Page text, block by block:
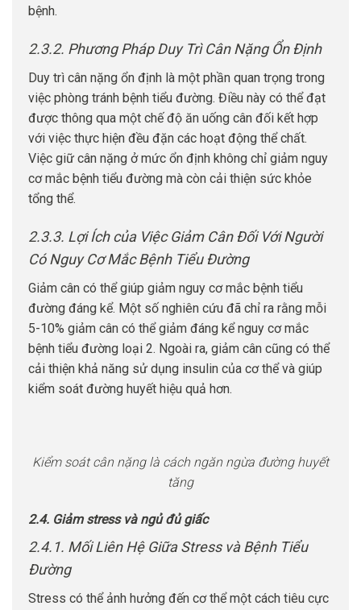
bệnh.
2.3.2. Phương Pháp Duy Trì Cân Nặng Ổn Định
Duy trì cân nặng ổn định là một phần quan trọng trong
việc phòng tránh bệnh tiểu đường. Điều này có thể đạt
được thông qua một chế độ ăn uống cân đối kết hợp
với việc thực hiện đều đặn các hoạt động thể chất.
Việc giữ cân nặng ở mức ổn định không chỉ giảm nguy
cơ mắc bệnh tiểu đường mà còn cải thiện sức khỏe
tổng thể.
2.3.3. Lợi Ích của Việc Giảm Cân Đối Với Người
Có Nguy Cơ Mắc Bệnh Tiểu Đường
Giảm cân có thể giúp giảm nguy cơ mắc bệnh tiểu
đường đáng kể. Một số nghiên cứu đã chỉ ra rằng mỗi
5-10% giảm cân có thể giảm đáng kể nguy cơ mắc
bệnh tiểu đường loại 2. Ngoài ra, giảm cân cũng có thể
cải thiện khả năng sử dụng insulin của cơ thể và giúp
kiểm soát đường huyết hiệu quả hơn.
Kiểm soát cân nặng là cách ngăn ngừa đường huyết
tăng
2.4. Giảm stress và ngủ đủ giấc
2.4.1. Mối Liên Hệ Giữa Stress và Bệnh Tiểu
Đường
Stress có thể ảnh hưởng đến cơ thể một cách tiêu cực